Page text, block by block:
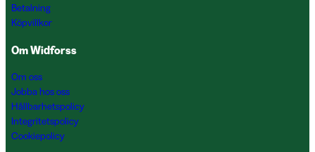
Betalning
Köpvillkor
Om Widforss
Om oss
Jobba hos oss
Hållbarhetspolicy
Integritetspolicy
Cookiepolicy